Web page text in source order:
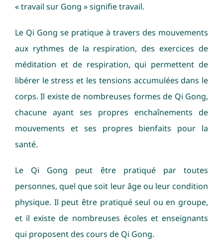
« travail sur Gong » signifie travail.
Le Qi Gong se pratique à travers des mouvements
aux rythmes de la respiration, des exercices de
méditation et de respiration, qui permettent de
libérer le stress et les tensions accumulées dans le
corps. Il existe de nombreuses formes de Qi Gong,
chacune ayant ses propres enchaînements de
mouvements et ses propres bienfaits pour la
santé.
Le Qi Gong peut être pratiqué par toutes
personnes, quel que soit leur âge ou leur condition
physique. Il peut être pratiqué seul ou en groupe,
et il existe de nombreuses écoles et enseignants
qui proposent des cours de Qi Gong.